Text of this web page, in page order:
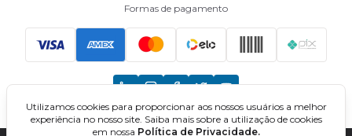
Principais Concursos
CNU
TCU
Formas de pagamento
Utilizamos cookies para proporcionar aos nossos usuários a melhor
experiência no nosso site. Saiba mais sobre a utilização de cookies
em nossa Política de Privacidade.